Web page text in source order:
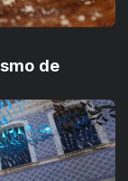
de